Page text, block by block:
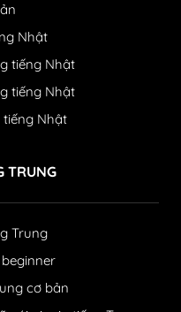
Nhật
tiếng Nhật
tiếng Nhật
tiếng Nhật
TRUNG
Trung
cơ bản